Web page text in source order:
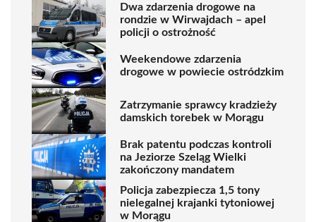
Dwa zdarzenia drogowe na
rondzie w Wirwajdach – apel
policji o ostrożność
Weekendowe zdarzenia
drogowe w powiecie ostródzkim
Zatrzymanie sprawcy kradzieży
damskich torebek w Morągu
Brak patentu podczas kontroli
na Jeziorze Szeląg Wielki
zakończony mandatem
Policja zabezpiecza 1,5 tony
nielegalnej krajanki tytoniowej
w Morągu